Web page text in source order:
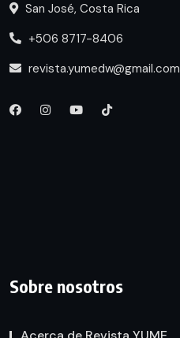
San José, Costa Rica
+506 8717-8406
revista.yumedw@gmail.com
Sobre nosotros